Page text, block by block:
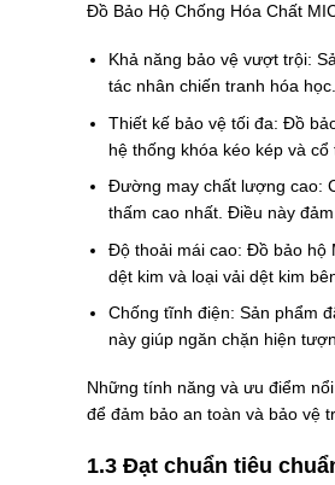
Đồ Bảo Hộ Chống Hóa Chất
Khả năng bảo vệ vượt trội:
tác nhân chiến tranh hóa
Thiết kế bảo vệ tối đa: Đồ
hệ thống khóa kéo kép và
Đường may chất lượng cao:
thấm cao nhất. Điều này
Độ thoải mái cao: Đồ bảo hộ
dệt kim và loại vải dệt kim
Chống tĩnh điện: Sản phẩm
này giúp ngăn chặn hiện
Những tính năng và ưu điểm
để đảm bảo an toàn và bảo vệ
1.3 Đạt chuẩn tiêu